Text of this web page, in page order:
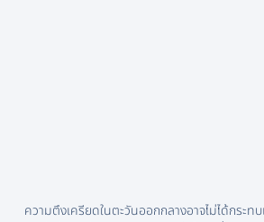
ความตึงเครียดในตะวันออกกลางอาจไม่ได้กระ